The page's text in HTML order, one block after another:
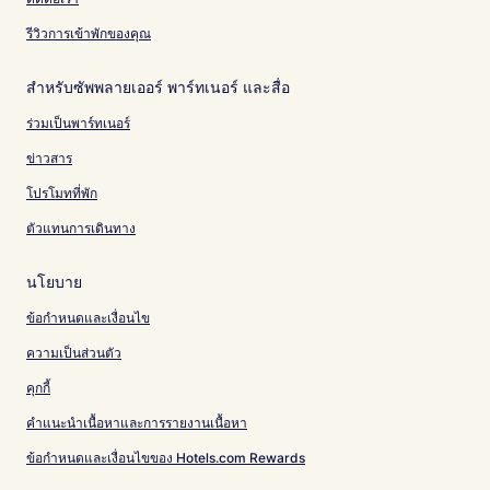
รีวิวการเข้าพักของคุณ
สำหรับซัพพลายเออร์ พาร์ทเนอร์ และสื่อ
ร่วมเป็นพาร์ทเนอร์
ข่าวสาร
โปรโมทที่พัก
ตัวแทนการเดินทาง
นโยบาย
ข้อกำหนดและเงื่อนไข
ความเป็นส่วนตัว
คุกกี้
คำแนะนำเนื้อหาและการรายงานเนื้อหา
ข้อกำหนดและเงื่อนไขของ Hotels.com Rewards